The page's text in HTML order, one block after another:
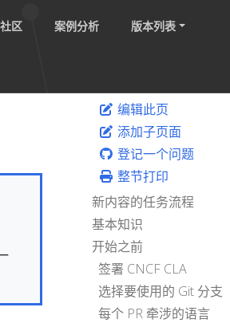
社区 案例分析 版本列表
编辑此页
添加子页面
登记一个问题
整节打印
新内容的任务流程
基本知识
开始之前
签署 CNCF CLA
选择要使用的 Git 分支
每个 PR 牵涉的语言